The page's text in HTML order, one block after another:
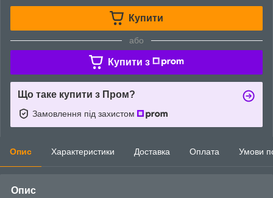
Купити
або
Купити з
Що таке купити з Пром?
Замовлення під захистом
Опис Характеристики Доставка Оплата Умови
Опис